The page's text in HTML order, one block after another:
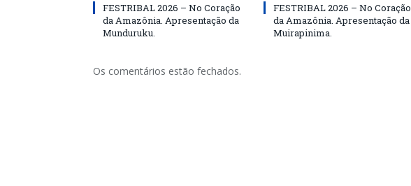
FESTRIBAL 2026 – No Coração
da Amazônia. Apresentação da
Munduruku.
FESTRIBAL 2026 – No Coração
da Amazônia. Apresentação da
Muirapinima.
Os comentários estão fechados.